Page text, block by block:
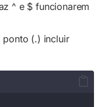
^ e $ funcionarem
ponto (.) incluir